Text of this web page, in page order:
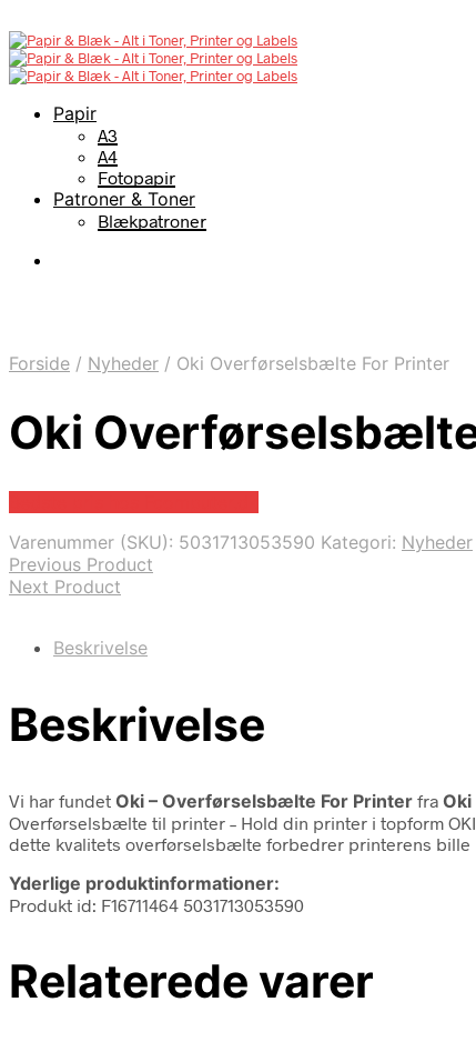
Papir
A3
A4
Fotopapir
Patroner & Toner
Blækpatroner
Forside / Nyheder / Oki Overførselsbælte For Printer
Oki
Varenummer (SKU): 5031713053590 Kategori: Nyheder
Previous Product
Next Product
Beskrivelse
Beskrivelse
Vi har fundet Oki – Overførselsbælte For Printer fra Oki
Overførselsbælte til printer – Hold din printer i topform
dette kvalitets overførselsbælte forbedrer printerens bille
Yderlige produktinformationer:
Produkt id: F16711464 5031713053590
Relaterede varer